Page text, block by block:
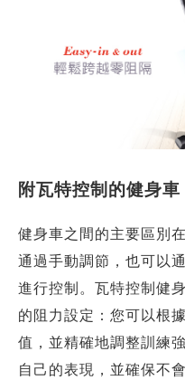
附瓦特控制的健身車
健身車之間的主要區別
通過手動調節，也可以
進行控制。瓦特控制健
的阻力設定：您可以根
值，並精確地調整訓練
自己的表現，並確保不